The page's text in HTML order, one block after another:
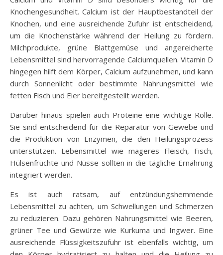
Knochengesundheit. Calcium ist der Hauptbestandteil der
Knochen, und eine ausreichende Zufuhr ist entscheidend,
um die Knochenstärke während der Heilung zu fördern.
Milchprodukte, grüne Blattgemüse und angereicherte
Lebensmittel sind hervorragende Calciumquellen. Vitamin D
hingegen hilft dem Körper, Calcium aufzunehmen, und kann
durch Sonnenlicht oder bestimmte Nahrungsmittel wie
fetten Fisch und Eier bereitgestellt werden.
Darüber hinaus spielen auch Proteine eine wichtige Rolle.
Sie sind entscheidend für die Reparatur von Gewebe und
die Produktion von Enzymen, die den Heilungsprozess
unterstützen. Lebensmittel wie mageres Fleisch, Fisch,
Hülsenfrüchte und Nüsse sollten in die tägliche Ernährung
integriert werden.
Es ist auch ratsam, auf entzündungshemmende
Lebensmittel zu achten, um Schwellungen und Schmerzen
zu reduzieren. Dazu gehören Nahrungsmittel wie Beeren,
grüner Tee und Gewürze wie Kurkuma und Ingwer. Eine
ausreichende Flüssigkeitszufuhr ist ebenfalls wichtig, um